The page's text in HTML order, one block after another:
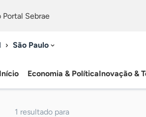
Portal Sebrae
São Paulo
Início Economia & PolíticaInovação &
1 resultado para